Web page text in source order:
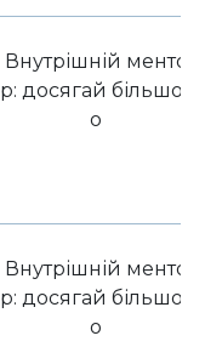
Внутрішній менто
р: досягай більшог
о
Внутрішній менто
р: досягай більшог
о